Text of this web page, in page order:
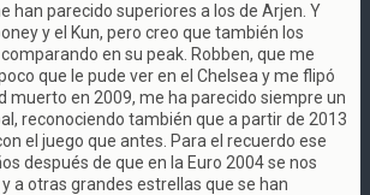
han parecido superiores a los de Arjen. Y
y el Kun, pero creo que también los
en su peak. Robben, que me
que le pude ver en el Chelsea y me flipó
muerto en 2009, me ha parecido siempre un
reconociendo también que a partir de 2013
el juego que antes. Para el recuerdo ese
después de que en la Euro 2004 se nos
a otras grandes estrellas que se han